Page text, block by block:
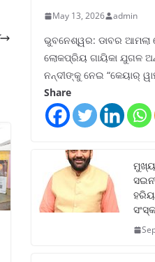
May 13, 2026 admin
ଭୁବନେଶ୍ୱର: ଡାବର ଆମଲା
ଲୋକପ୍ରିୟ ଗାୟିକା ଯୁଗଳ
ନନ୍ଦୀଙ୍କୁ ନେଇ “କେୟାର୍
Share